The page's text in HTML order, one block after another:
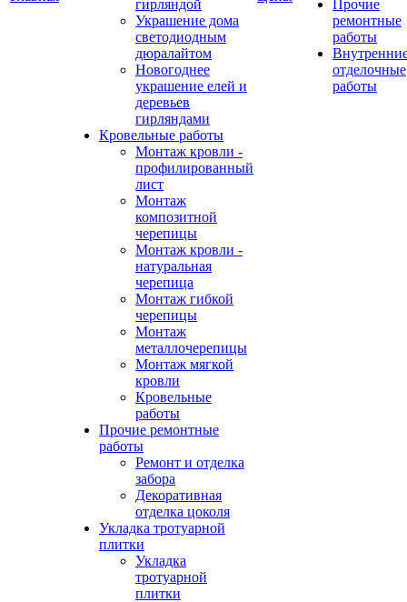
гирляндой
Украшение дома
светодиодным
дюралайтом
Новогоднее
украшение елей и
деревьев
гирляндами
Кровельные работы
Монтаж кровли -
профилированный
лист
Монтаж
композитной
черепицы
Монтаж кровли -
натуральная
черепица
Монтаж гибкой
черепицы
Монтаж
металлочерепицы
Монтаж мягкой
кровли
Кровельные
работы
Прочие ремонтные
работы
Ремонт и отделка
забора
Декоративная
отделка цоколя
Укладка тротуарной
плитки
Укладка
тротуарной
плитки
Прочие
ремонтные
работы
отделочные
работы